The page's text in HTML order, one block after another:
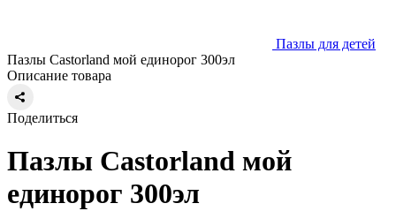
Пазлы для детей
Пазлы Castorland мой единорог 300эл
Описание товара
Поделиться
Пазлы Castorland мой
единорог 300эл